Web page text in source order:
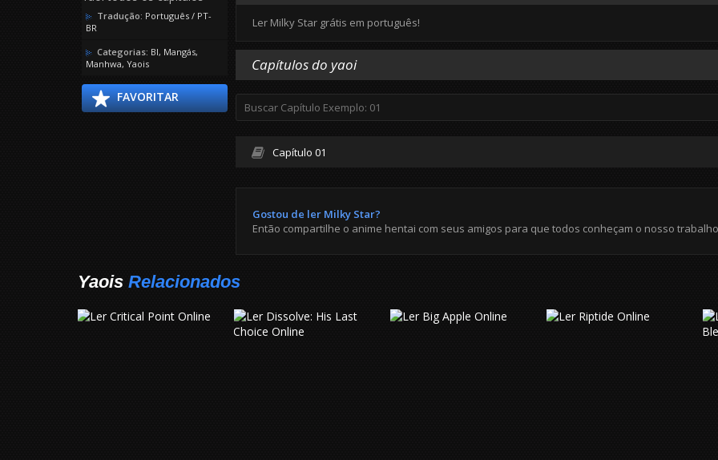
Tradução: Português / PT-
BR
Categorias: Bl, Mangás,
Manhwa, Yaois
FAVORITAR
Ler Milky Star grátis em português!
Capítulos do yaoi
Capítulo 01
Gostou de ler Milky Star?
Então compartilhe o anime hentai com seus amigos para que todos conheçam o nosso
Yaois Relacionados